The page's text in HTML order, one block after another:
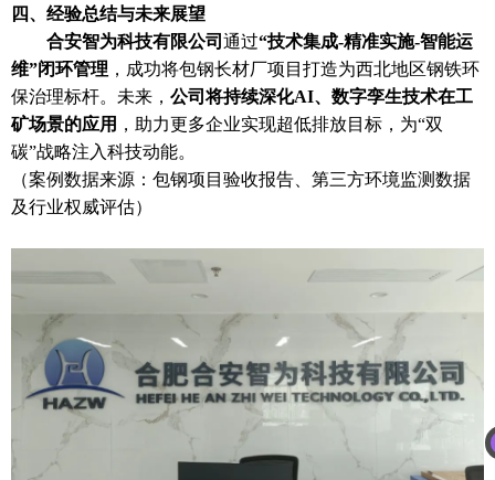
四、经验总结与未来展望
合安智为科技有限公司通过“技术集成-精准实施-智能运
维”闭环管理 ，成功将包钢长材厂项目打造为西北地区钢铁环
保治理标杆。未来， 公司将持续深化AI、数字孪生技术在工
矿场景的应用 ，助力更多企业实现超低排放目标，为“双
碳”战略注入科技动能。
（案例数据来源：包钢项目验收报告、第三方环境监测数据
及行业权威评估）